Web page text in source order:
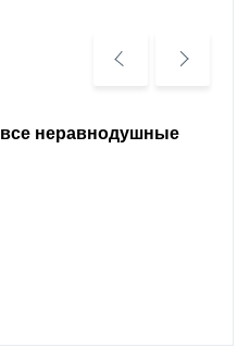
неравнодушные